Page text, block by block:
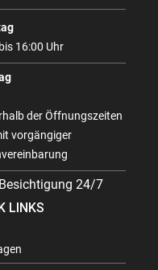
16:00 Uhr
der Öffnungszeiten
vorgängiger
24/7
LINKS